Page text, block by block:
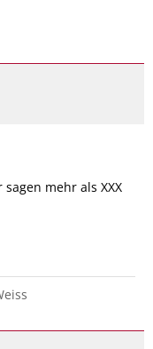
mehr als XXX